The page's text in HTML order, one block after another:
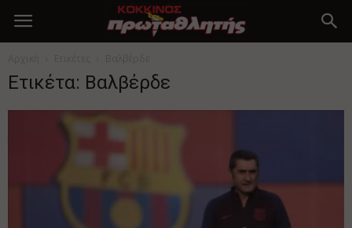
Ετικέτα: Βαλβέρδε